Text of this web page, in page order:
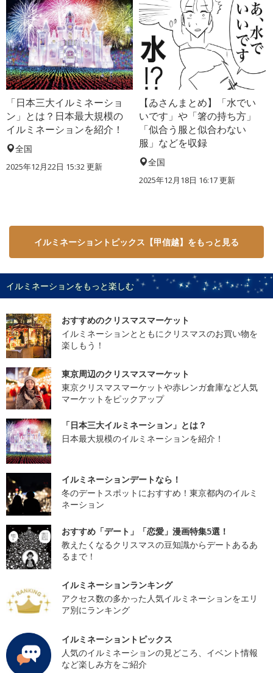
「日本三大イルミネーショ
ン」とは？日本最大規模の
イルミネーションを紹介！
全国
2025年12月22日 15:32 更新
【ゐさんまとめ】「水でい
いです」や「箸の持ち方」
「似合う服と似合わない
服」などを収録
全国
2025年12月18日 16:17 更新
イルミネーショントピックス【甲信越】をもっと見る
イルミネーションをもっと楽しむ
おすすめのクリスマスマーケット
イルミネーションとともにクリスマスのお買い物を
楽しもう！
東京周辺のクリスマスマーケット
東京クリスマスマーケットや赤レンガ倉庫など人気
マーケットをピックアップ
「日本三大イルミネーション」とは？
日本最大規模のイルミネーションを紹介！
イルミネーションデートなら！
冬のデートスポットにおすすめ！東京都内のイルミ
ネーション
おすすめ「デート」「恋愛」漫画特集5選！
教えたくなるクリスマスの豆知識からデートあるあ
るまで！
イルミネーションランキング
アクセス数の多かった人気イルミネーションをエリ
ア別にランキング
イルミネーショントピックス
人気のイルミネーションの見どころ、イベント情報
など楽しみ方をご紹介